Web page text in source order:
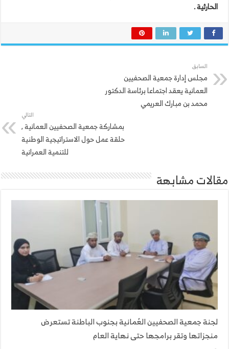
الحارثية .
السابق
مجلس إدارة جمعية الصحفيين
العمانية يعقد اجتماعا برئاسة الدكتور
محمد بن مبارك العريمي
التالي
بمشاركة جمعية الصحفيين العمانية ,
حلقة عمل حول الاستراتيجية الوطنية
للتنمية العمرانية
مقالات مشابهة
لجنة جمعية الصحفيين العُمانية بجنوب الباطنة تستعرض
منجزاتها وتقر برامجها حتى نهاية العام